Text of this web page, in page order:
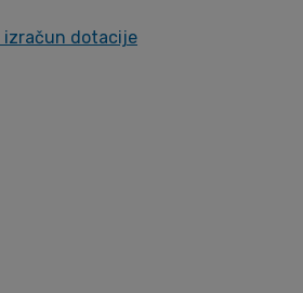
izračun dotacije